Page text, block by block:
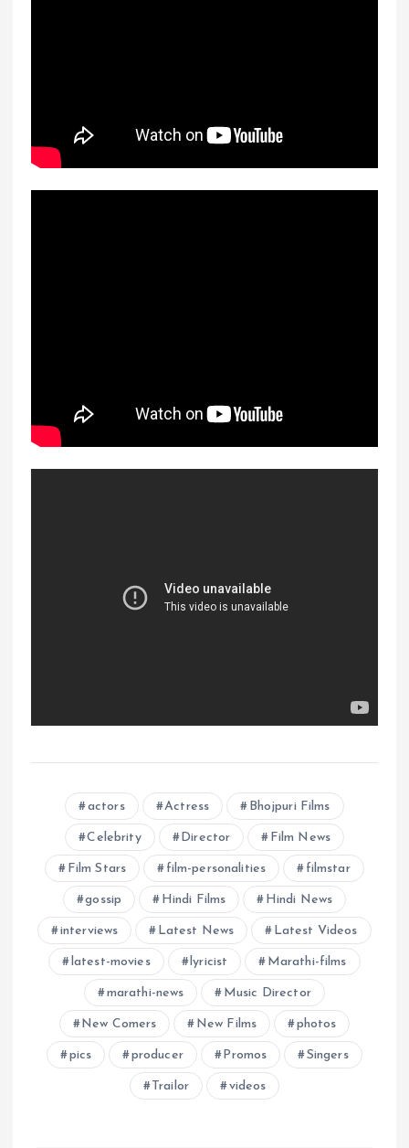
actors Actress Bhojpuri Films
Celebrity Director Film News
Film Stars film-personalities filmstar
gossip Hindi Films Hindi News
interviews Latest News Latest Videos
latest-movies lyricist Marathi-films
marathi-news Music Director
New Comers New Films photos
pics producer Promos Singers
Trailor videos